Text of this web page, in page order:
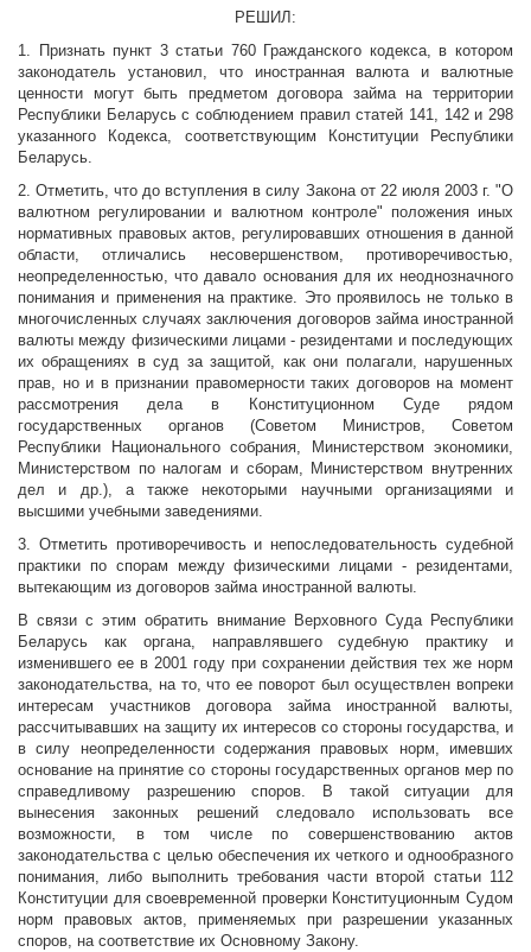
РЕШИЛ:
1. Признать пункт 3 статьи 760 Гражданского кодекса, в котором
законодатель установил, что иностранная валюта и валютные
ценности могут быть предметом договора займа на территории
Республики Беларусь с соблюдением правил статей 141, 142 и 298
указанного Кодекса, соответствующим Конституции Республики
Беларусь.
2. Отметить, что до вступления в силу Закона от 22 июля 2003 г. "О
валютном регулировании и валютном контроле" положения иных
нормативных правовых актов, регулировавших отношения в данной
области, отличались несовершенством, противоречивостью,
неопределенностью, что давало основания для их неоднозначного
понимания и применения на практике. Это проявилось не только в
многочисленных случаях заключения договоров займа иностранной
валюты между физическими лицами - резидентами и последующих
их обращениях в суд за защитой, как они полагали, нарушенных
прав, но и в признании правомерности таких договоров на момент
рассмотрения дела в Конституционном Суде рядом
государственных органов (Советом Министров, Советом
Республики Национального собрания, Министерством экономики,
Министерством по налогам и сборам, Министерством внутренних
дел и др.), а также некоторыми научными организациями и
высшими учебными заведениями.
3. Отметить противоречивость и непоследовательность судебной
практики по спорам между физическими лицами - резидентами,
вытекающим из договоров займа иностранной валюты.
В связи с этим обратить внимание Верховного Суда Республики
Беларусь как органа, направлявшего судебную практику и
изменившего ее в 2001 году при сохранении действия тех же норм
законодательства, на то, что ее поворот был осуществлен вопреки
интересам участников договора займа иностранной валюты,
рассчитывавших на защиту их интересов со стороны государства, и
в силу неопределенности содержания правовых норм, имевших
основание на принятие со стороны государственных органов мер по
справедливому разрешению споров. В такой ситуации для
вынесения законных решений следовало использовать все
возможности, в том числе по совершенствованию актов
законодательства с целью обеспечения их четкого и однообразного
понимания, либо выполнить требования части второй статьи 112
Конституции для своевременной проверки Конституционным Судом
норм правовых актов, применяемых при разрешении указанных
споров, на соответствие их Основному Закону.